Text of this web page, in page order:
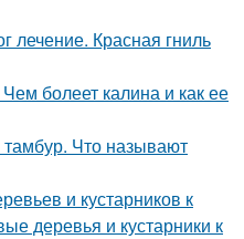
лечение. Красная гниль
болеет калина и как ее
Что называют
и кустарников к
деревья и кустарники к